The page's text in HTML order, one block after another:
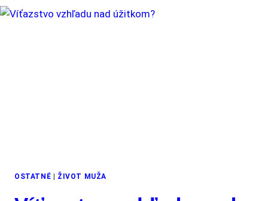
OSTATNÉ ŽIVOT MUŽA